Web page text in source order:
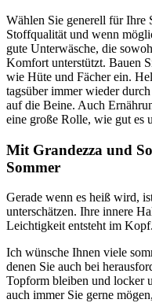
Wählen Sie generell für Ihre
Stoffqualität und wenn
gute Unterwäsche, die
Komfort unterstützt. Bauen
wie Hüte und Fächer ein.
tagsüber immer wieder
auf die Beine. Auch
eine große Rolle, wie gut es
Mit Grandezza und
Sommer
Gerade wenn es heiß wird,
unterschätzen. Ihre innere
Leichtigkeit entsteht im Kopf.
Ich wünsche Ihnen viele
denen Sie auch bei
Topform bleiben und locker
auch immer Sie gerne